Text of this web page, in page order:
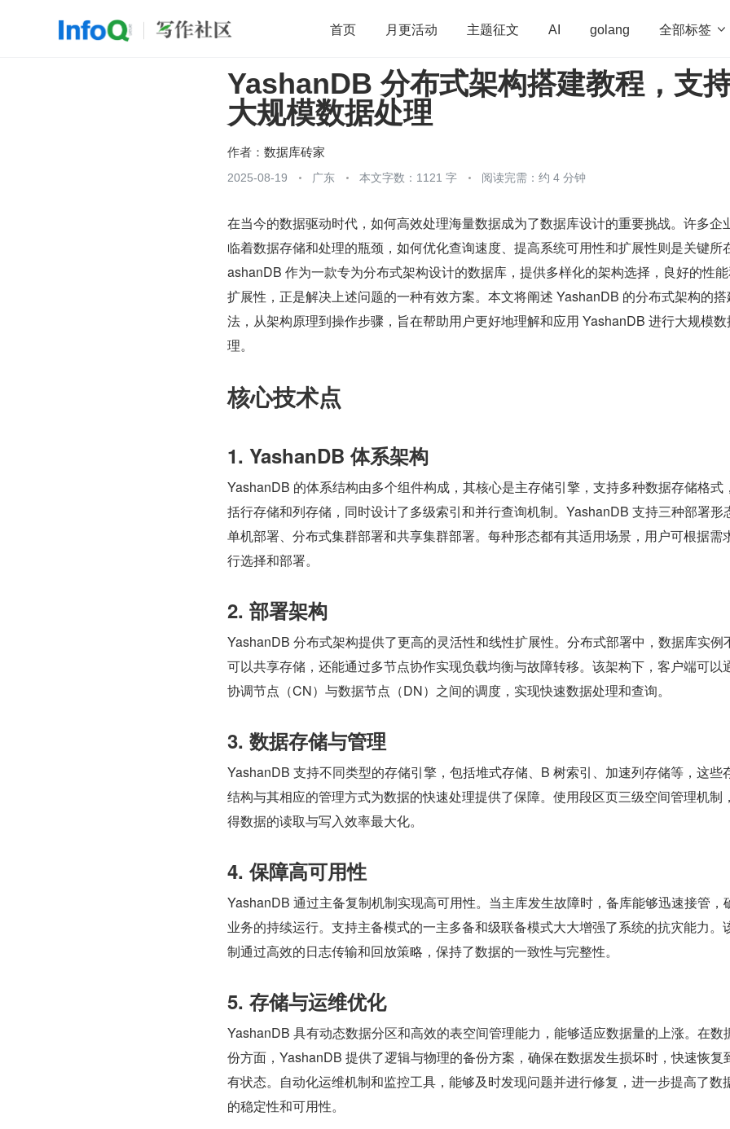
首页 月更活动 主题征文 AI golang 全部标签 
开源 架构 OpenHarmony 算法 学习方法 Web3.0 高
团队管理 程序员
YashanDB 分布式架构搭建教程，支
大规模数据处理
作者： 数据库砖家
2025-08-19 广东 本文字数：1121 字 阅读完需：约 4 分钟
在当今的数据驱动时代，如何高效处理海量数据成为了数据库设计的重要挑战。许多企
临着数据存储和处理的瓶颈，如何优化查询速度、提高系统可用性和扩展性则是关键所
ashanDB 作为一款专为分布式架构设计的数据库，提供多样化的架构选择，良好的性
扩展性，正是解决上述问题的一种有效方案。本文将阐述 YashanDB 的分布式架构的
法，从架构原理到操作步骤，旨在帮助用户更好地理解和应用 YashanDB 进行大规模
理。
核心技术点
1. YashanDB 体系架构
YashanDB 的体系结构由多个组件构成，其核心是主存储引擎，支持多种数据存储格式
括行存储和列存储，同时设计了多级索引和并行查询机制。YashanDB 支持三种部署形
单机部署、分布式集群部署和共享集群部署。每种形态都有其适用场景，用户可根据需
行选择和部署。
2. 部署架构
YashanDB 分布式架构提供了更高的灵活性和线性扩展性。分布式部署中，数据库实例
可以共享存储，还能通过多节点协作实现负载均衡与故障转移。该架构下，客户端可以
协调节点（CN）与数据节点（DN）之间的调度，实现快速数据处理和查询。
3. 数据存储与管理
YashanDB 支持不同类型的存储引擎，包括堆式存储、B 树索引、加速列存储等，这些
结构与其相应的管理方式为数据的快速处理提供了保障。使用段区页三级空间管理机制
得数据的读取与写入效率最大化。
4. 保障高可用性
YashanDB 通过主备复制机制实现高可用性。当主库发生故障时，备库能够迅速接管，
业务的持续运行。支持主备模式的一主多备和级联备模式大大增强了系统的抗灾能力。
制通过高效的日志传输和回放策略，保持了数据的一致性与完整性。
5. 存储与运维优化
YashanDB 具有动态数据分区和高效的表空间管理能力，能够适应数据量的上涨。在数
份方面，YashanDB 提供了逻辑与物理的备份方案，确保在数据发生损坏时，快速恢复
有状态。自动化运维机制和监控工具，能够及时发现问题并进行修复，进一步提高了数
的稳定性和可用性。